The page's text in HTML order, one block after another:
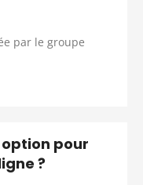
par le groupe
option pour
?